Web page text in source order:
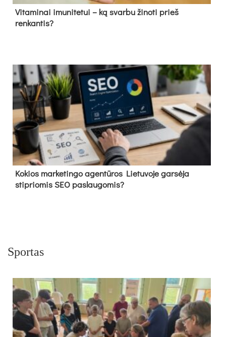
Vitaminai imunitetui – ką svarbu žinoti prieš
renkantis?
Kokios marketingo agentūros Lietuvoje garsėja
stipriomis SEO paslaugomis?
Sportas